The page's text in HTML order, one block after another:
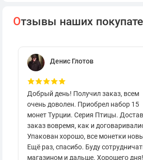
Отзывы наших
Денис Глотов
Добрый день! Получил заказ, всем
очень доволен. Приобрел набор 15
монет Турции. Серия Птицы.
заказ вовремя, как и
Упакован хорошо, все монетки
Ещё раз, спасибо. Буду
магазином и дальше. Хорошего дня!